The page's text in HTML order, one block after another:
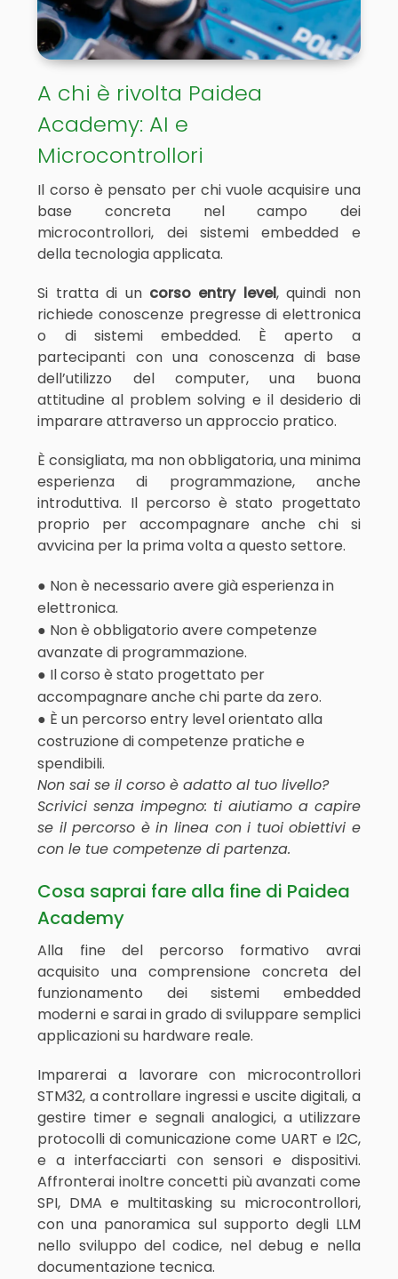
A chi è rivolta Paidea
Academy: AI e
Microcontrollori
Il corso è pensato per chi vuole acquisire una
base concreta nel campo dei
microcontrollori, dei sistemi embedded e
della tecnologia applicata.
Si tratta di un corso entry level, quindi non
richiede conoscenze pregresse di elettronica
o di sistemi embedded. È aperto a
partecipanti con una conoscenza di base
dell’utilizzo del computer, una buona
attitudine al problem solving e il desiderio di
imparare attraverso un approccio pratico.
È consigliata, ma non obbligatoria, una minima
esperienza di programmazione, anche
introduttiva. Il percorso è stato progettato
proprio per accompagnare anche chi si
avvicina per la prima volta a questo settore.
● Non è necessario avere già esperienza in
elettronica.
● Non è obbligatorio avere competenze
avanzate di programmazione.
● Il corso è stato progettato per
accompagnare anche chi parte da zero.
● È un percorso entry level orientato alla
costruzione di competenze pratiche e
spendibili.
Non sai se il corso è adatto al tuo livello?
Scrivici senza impegno: ti aiutiamo a capire
se il percorso è in linea con i tuoi obiettivi e
con le tue competenze di partenza.
Cosa saprai fare alla fine di Paidea
Academy
Alla fine del percorso formativo avrai
acquisito una comprensione concreta del
funzionamento dei sistemi embedded
moderni e sarai in grado di sviluppare semplici
applicazioni su hardware reale.
Imparerai a lavorare con microcontrollori
STM32, a controllare ingressi e uscite digitali, a
gestire timer e segnali analogici, a utilizzare
protocolli di comunicazione come UART e I2C,
e a interfacciarti con sensori e dispositivi.
Affronterai inoltre concetti più avanzati come
SPI, DMA e multitasking su microcontrollori,
con una panoramica sul supporto degli LLM
nello sviluppo del codice, nel debug e nella
documentazione tecnica.